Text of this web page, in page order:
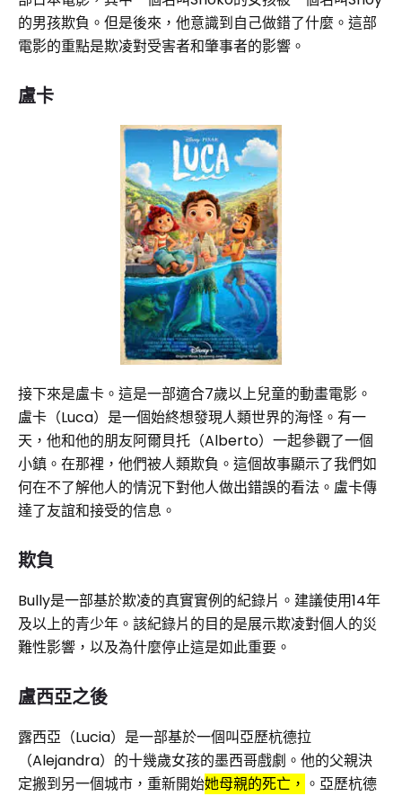
的男孩欺負。但是後來，他意識到自己做錯了什麼。這部
電影的重點是欺凌對受害者和肇事者的影響。
盧卡
接下來是盧卡。這是一部適合7歲以上兒童的動畫電影。
盧卡（Luca）是一個始終想發現人類世界的海怪。有一
天，他和他的朋友阿爾貝托（Alberto）一起參觀了一個
小鎮。在那裡，他們被人類欺負。這個故事顯示了我們如
何在不了解他人的情況下對他人做出錯誤的看法。盧卡傳
達了友誼和接受的信息。
欺負
Bully是一部基於欺凌的真實實例的紀錄片。建議使用14年
及以上的青少年。該紀錄片的目的是展示欺凌對個人的災
難性影響，以及為什麼停止這是如此重要。
盧西亞之後
露西亞（Lucia）是一部基於一個叫亞歷杭德拉
（Alejandra）的十幾歲女孩的墨西哥戲劇。他的父親決
定搬到另一個城市，重新開始她母親的死亡， 。亞歷杭德